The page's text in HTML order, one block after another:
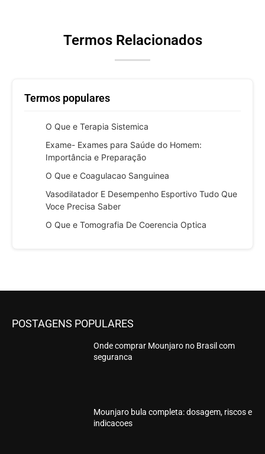
Termos Relacionados
Termos populares
O Que e Terapia Sistemica
Exame- Exames para Saúde do Homem:
Importância e Preparação
O Que e Coagulacao Sanguinea
Vasodilatador E Desempenho Esportivo Tudo Que
Voce Precisa Saber
O Que e Tomografia De Coerencia Optica
POSTAGENS POPULARES
Onde comprar Mounjaro no Brasil com
seguranca
Mounjaro bula completa: dosagem, riscos e
indicacoes